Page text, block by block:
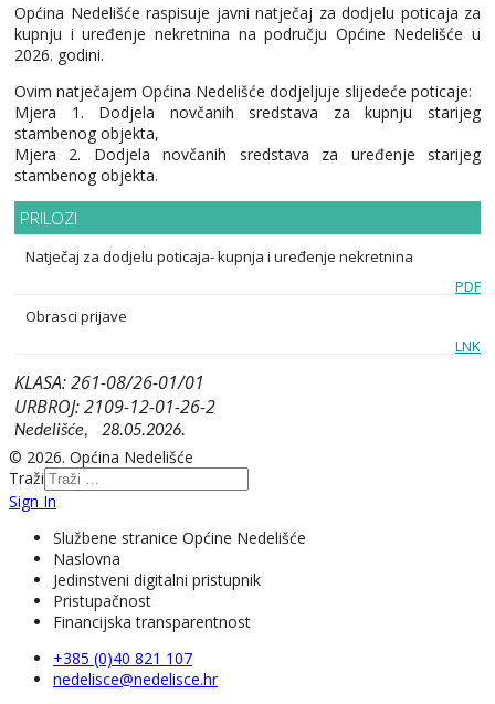
Općina Nedelišće raspisuje javni natječaj za dodjelu poticaja za
kupnju i uređenje nekretnina na području Općine Nedelišće u
2026. godini.
Ovim natječajem Općina Nedelišće dodjeljuje slijedeće poticaje:
Mjera 1. Dodjela novčanih sredstava za kupnju starijeg
stambenog objekta,
Mjera 2. Dodjela novčanih sredstava za uređenje starijeg
stambenog objekta.
PRILOZI
Natječaj za dodjelu poticaja- kupnja i uređenje nekretnina
PDF
Obrasci prijave
LNK
KLASA: 261-08/26-01/01
URBROJ: 2109-12-01-26-2
Nedelišće, 28.05.2026.
© 2026. Općina Nedelišće
Traži
Sign In
Službene stranice Općine Nedelišće
Naslovna
Jedinstveni digitalni pristupnik
Pristupačnost
Financijska transparentnost
+385 (0)40 821 107
nedelisce@nedelisce.hr